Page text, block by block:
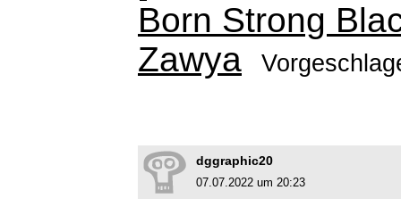
Born Strong
Zawya
dggraphic20
07.07.2022 um 20:23